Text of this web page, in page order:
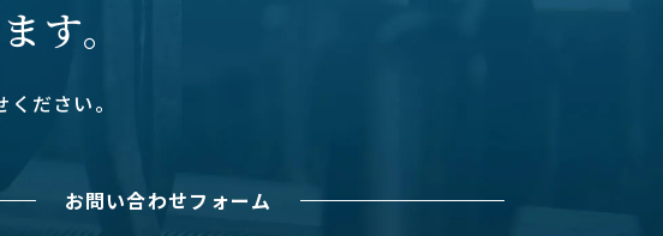
す。
ださい。
お問い合わせフォーム